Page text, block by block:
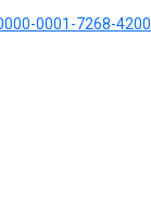
0001-7268-4200